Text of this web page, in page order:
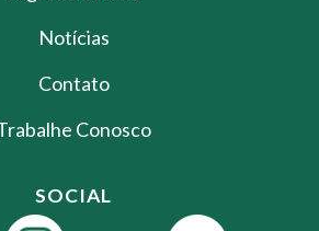
Notícias
Contato
Conosco
SOCIAL